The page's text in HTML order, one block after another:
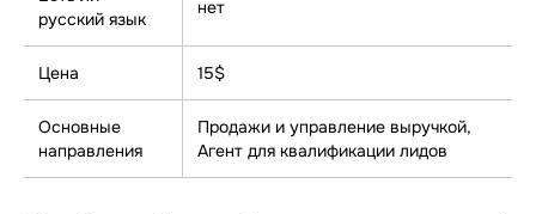
русский язык
нет
Цена 15$
Основные
направления
Продажи и управление выручкой,
Агент для квалификации лидов